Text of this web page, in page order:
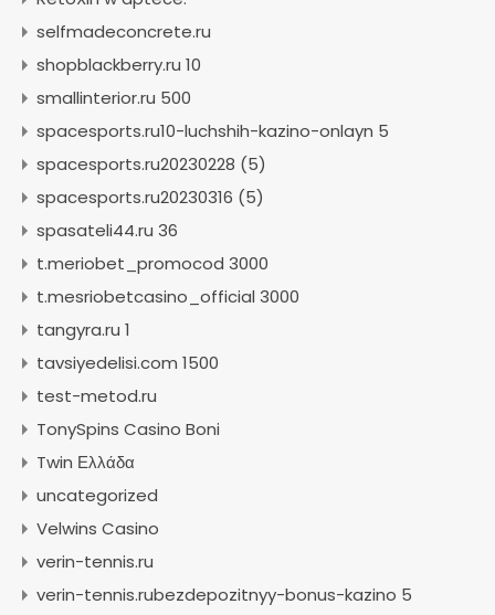
selfmadeconcrete.ru
shopblackberry.ru 10
smallinterior.ru 500
spacesports.ru10-luchshih-kazino-onlayn 5
spacesports.ru20230228 (5)
spacesports.ru20230316 (5)
spasateli44.ru 36
t.meriobet_promocod 3000
t.mesriobetcasino_official 3000
tangyra.ru 1
tavsiyedelisi.com 1500
test-metod.ru
TonySpins Casino Boni
Twin Ελλάδα
uncategorized
Velwins Casino
verin-tennis.ru
verin-tennis.rubezdepozitnyy-bonus-kazino 5